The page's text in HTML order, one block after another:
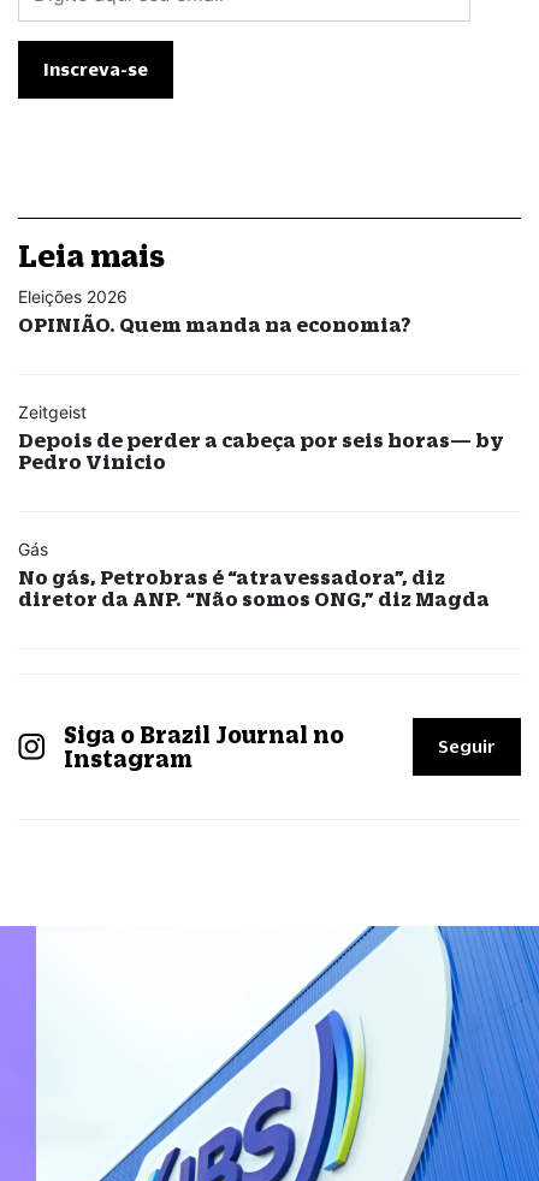
Leia mais
Eleições 2026
OPINIÃO. Quem manda na economia?
Zeitgeist
Depois de perder a cabeça por seis horas— by
Pedro Vinicio
Gás
No gás, Petrobras é “atravessadora”, diz
diretor da ANP. “Não somos ONG,” diz Magda
Siga o Brazil Journal no
Instagram
Seguir